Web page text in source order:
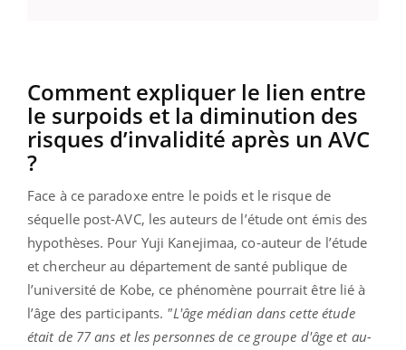
Comment expliquer le lien entre
le surpoids et la diminution des
risques d’invalidité après un AVC
?
Face à ce paradoxe entre le poids et le risque de
séquelle post-AVC, les auteurs de l’étude ont émis des
hypothèses. Pour Yuji Kanejimaa, co-auteur de l’étude
et chercheur au département de santé publique de
l’université de Kobe, ce phénomène pourrait être lié à
l’âge des participants. "L'âge médian dans cette étude
était de 77 ans et les personnes de ce groupe d'âge et au-